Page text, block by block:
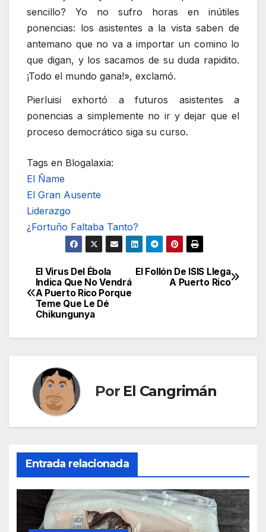
sencillo? Yo no sufro horas en inútiles
ponencias: los asistentes a la vista saben de
antemano que no va a importar un comino lo
que digan, y los sacamos de su duda rapidito.
¡Todo el mundo gana!», exclamó.
Pierluisi exhortó a futuros asistentes a
ponencias a simplemente no ir y dejar que el
proceso democrático siga su curso.
Tags en Blogalaxia:
El Ñame
El Gran Ausente
Liderazgo
¿Fortuño Faltaba Tanto?
Navegación
de
entradas
El Follón De ISIS Llega
A Puerto Rico
El Virus Del Ébola
Indica Que No Vendrá
A Puerto Rico Porque
Teme Que Le Dé
Chikungunya
Por El Cangrimán
Entrada relacionada